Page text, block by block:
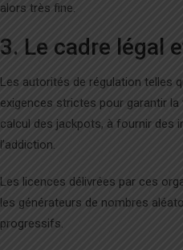
alors très fine.
3. Le cadre légal
Les autorités de régulation telles
exigences strictes pour garantir
calcul des jackpots, à fournir des
l’addiction.
Les licences délivrées par ces
les générateurs de nombres
progressifs.